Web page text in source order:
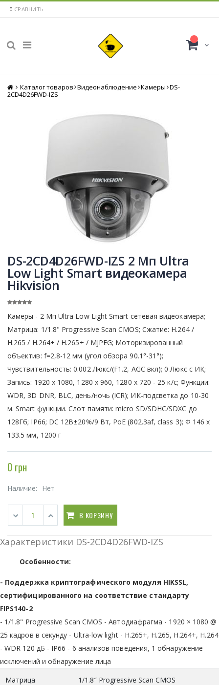
0 СРАВНИТЬ
Главная
Каталог товаров Видеонаблюдение Камеры DS-
2CD4D26FWD-IZS
DS-2CD4D26FWD-IZS 2 Мп Ultra
Low Light Smart видеокамера
Hikvision
Камеры - 2 Мп Ultra Low Light Smart сетевая видеокамера;
Матрица: 1/1.8" Progressive Scan CMOS; Сжатие: H.264 /
Н.265 / H.264+ / Н.265+ / MJPEG; Моторизированный
объектив: f=2,8-12 мм (угол обзора 90.1°-31°);
Чувствительность: 0.002 Люкс/(F1.2, AGC вкл); 0 Люкс с ИК;
Запись: 1920 x 1080, 1280 х 960, 1280 х 720 - 25 к/с; Функции:
WDR, 3D DNR, BLC, день/ночь (ICR); ИК-подсветка до 10-30
м. Smart функции. Слот памяти: micro SD/SDHC/SDXC до
128Гб; IP66; DC 12В±20%/9 Вт, PoE (802.3af, class 3); Ф 146 x
133.5 мм, 1200 г
0 грн
Наличие: Нет
В КОРЗИНУ
Характеристики DS-2CD4D26FWD-IZS
Особенности:
- Поддержка криптографического модуля HIKSSL,
сертифицированного на соответствие стандарту
FIPS140-2
- 1/1.8" Progressive Scan CMOS - Автодиафрагма - 1920 × 1080 @
25 кадров в секунду - Ultra-low light - H.265+, H.265, H.264+, H.264
- WDR 120 дБ - IР66 - 6 анализов поведения, 1 обнаружение
исключений и обнаружение лица
Матрица
1/1.8″ Progressive Scan CMOS